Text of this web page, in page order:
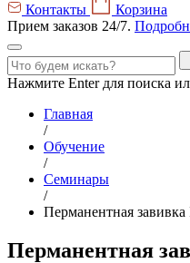
Контакты
Корзина
Прием заказов 24/7.
Нажмите Enter для поиска
Главная
/
Обучение
/
Семинары
/
Перманентная
Перманентная